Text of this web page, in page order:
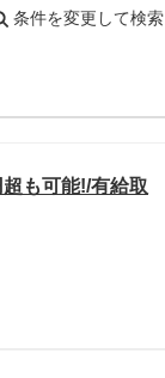
条件を変更して検索
も可能!/有給取